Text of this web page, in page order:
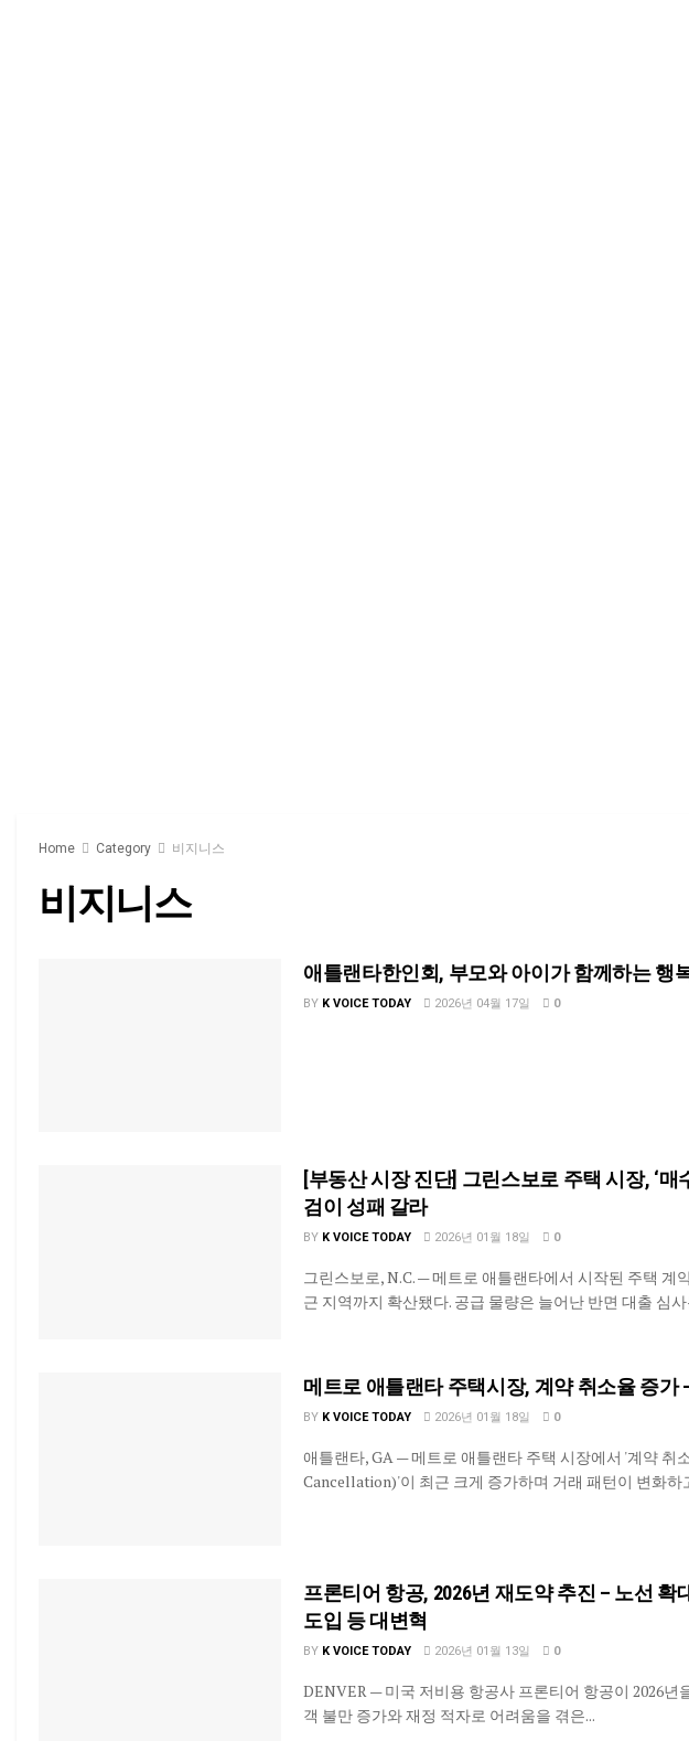
Home Category 비지니스
비지니스
애틀랜타한인회, 부모와 아이가 함께하는 행
BY K VOICE TODAY 2026년 04월 17일 0
[부동산 시장 진단] 그린스보로 주택 시장, ‘매
검이 성패 갈라
BY K VOICE TODAY 2026년 01월 18일 0
그린스보로, N.C. — 메트로 애틀랜타에서 시작된 주택 계
근 지역까지 확산됐다. 공급 물량은 늘어난 반면 대출 심사
메트로 애틀랜타 주택시장, 계약 취소율 증
BY K VOICE TODAY 2026년 01월 18일 0
애틀랜타, GA — 메트로 애틀랜타 주택 시장에서 '계약 취
Cancellation)'이 최근 크게 증가하며 거래 패턴이 변화하
프론티어 항공, 2026년 재도약 추진 – 노선 확
도입 등 대변혁
BY K VOICE TODAY 2026년 01월 13일 0
DENVER — 미국 저비용 항공사 프론티어 항공이 2026년
객 불만 증가와 재정 적자로 어려움을 겪은...